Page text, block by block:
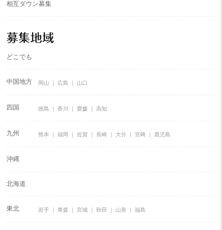
相互ダウン募集
募集地域
どこでも
中国地方 岡山 広島 山口
四国 徳島 香川 愛媛 高知
九州 熊本 福岡 佐賀 長崎 大分 宮崎 鹿児島
沖縄
北海道
東北 岩手 青森 宮城 秋田 山形 福島